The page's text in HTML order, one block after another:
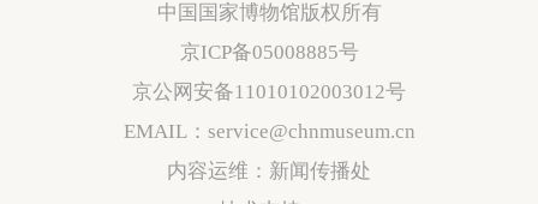
中国国家博物馆版权所有
京ICP备05008885号
京公网安备11010102003012号
EMAIL：service@chnmuseum.cn
内容运维：新闻传播处